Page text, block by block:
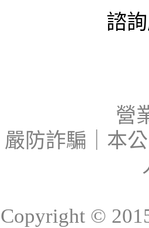
諮
營
嚴防詐騙｜本
Copyright ©